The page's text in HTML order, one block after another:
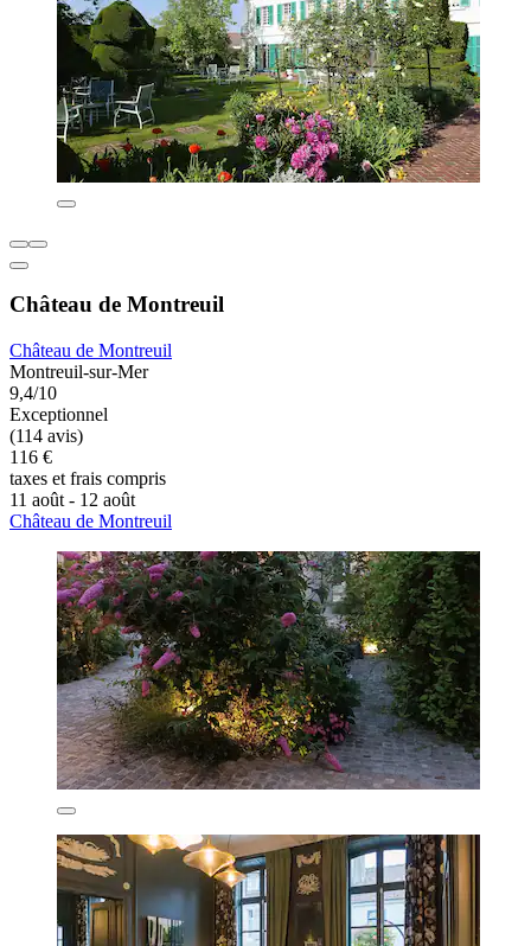
Château de Montreuil
Château de Montreuil
Montreuil-sur-Mer
9,4/10
Exceptionnel
(114 avis)
116 €
taxes et frais compris
11 août - 12 août
Château de Montreuil